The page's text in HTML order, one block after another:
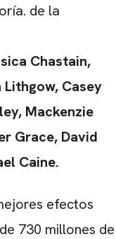
de la
Chastain,
Lithgow, Casey
, Mackenzie
Grace, David
Caine.
efectos
730 millones de